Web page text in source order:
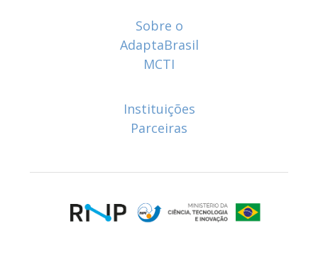
Sobre o
AdaptaBrasil
MCTI
Instituições
Parceiras